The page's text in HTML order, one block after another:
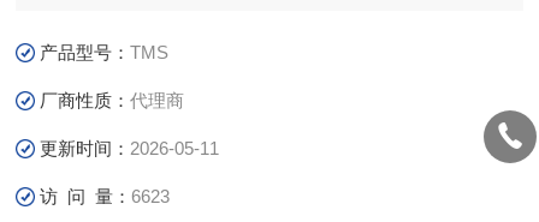
产品型号：TMS
厂商性质：代理商
更新时间： 2026-05-11
访 问 量：6623